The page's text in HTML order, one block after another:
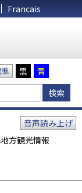
Francais
黒 青
方観光情報
音声読み上げ